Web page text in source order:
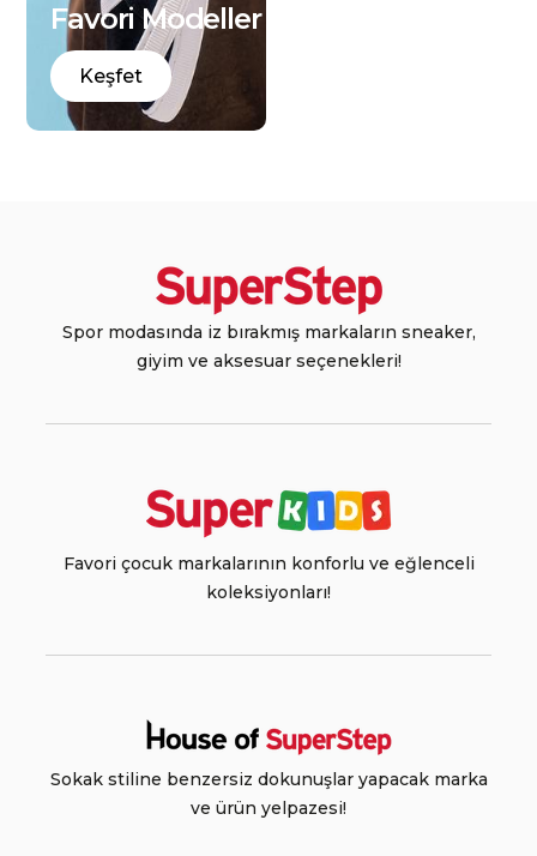
Favori Modeller
Keşfet
Spor modasında iz bırakmış markaların sneaker,
giyim ve aksesuar seçenekleri!
Favori çocuk markalarının konforlu ve eğlenceli
koleksiyonları!
Sokak stiline benzersiz dokunuşlar yapacak marka
ve ürün yelpazesi!